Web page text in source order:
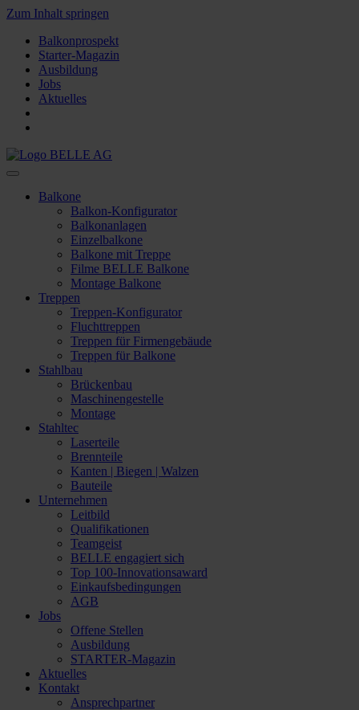
Zum Inhalt springen
Balkonprospekt
Starter-Magazin
Ausbildung
Jobs
Aktuelles
Balkone
Balkon-Konfigurator
Balkonanlagen
Einzelbalkone
Balkone mit Treppe
Filme BELLE Balkone
Montage Balkone
Treppen
Treppen-Konfigurator
Fluchttreppen
Treppen für Firmengebäude
Treppen für Balkone
Stahlbau
Brückenbau
Maschinengestelle
Montage
Stahltec
Laserteile
Brennteile
Kanten | Biegen | Walzen
Bauteile
Unternehmen
Leitbild
Qualifikationen
Teamgeist
BELLE engagiert sich
Top 100-Innovationsaward
Einkaufsbedingungen
AGB
Jobs
Offene Stellen
Ausbildung
STARTER-Magazin
Aktuelles
Kontakt
Ansprechpartner